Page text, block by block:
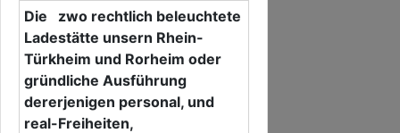
Die zwo rechtlich beleuchtete
Ladestätte unsern Rhein-
Türkheim und Rorheim oder
gründliche Ausführung
dererjenigen personal, und
real-Freiheiten,